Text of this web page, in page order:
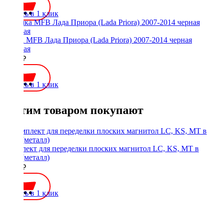
Купить в 1 клик
Рамка MFB Лада Приора (Lada Priora) 2007-2014 черная
матовая
2300 ₽
Купить в 1 клик
С этим товаром покупают
Комплект для переделки плоских магнитол LC, KS, MT в
1Din (металл)
1900 ₽
Купить в 1 клик